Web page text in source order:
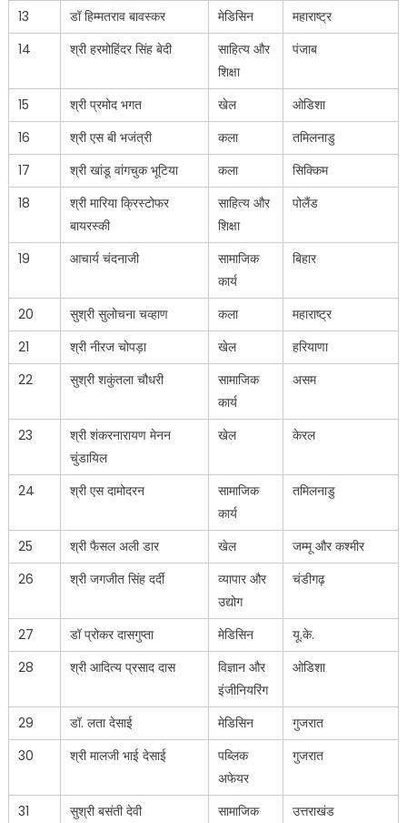
13 डॉ हिम्मतराव बावस्कर मेडिसिन
महाराष्ट्र
14
श्री हरमोहिंदर सिंह बेदी
साहित्य और
शिक्षा
पंजाब
15 श्री प्रमोद भगत खेल
ओडिशा
16
श्री एस बी भजंत्री कला
तमिलनाडु
17
श्री खांडू वांगचुक भूटिया कला
सिक्किम
18
श्री मारिया क्रिस्टोफर
बायरस्की
साहित्य और
शिक्षा
पोलैंड
19 आचार्य चंदनाजी
सामाजिक
कार्य
बिहार
20 सुश्री सुलोचना चव्हाण कला
महाराष्ट्र
21
श्री नीरज चोपड़ा खेल
हरियाणा
22
सुश्री शकुंतला चौधरी
सामाजिक
कार्य
असम
23
श्री शंकरनारायण मेनन
चुंडायिल
खेल केरल
24 श्री एस दामोदरन
सामाजिक
कार्य
तमिलनाडु
25 श्री फैसल अली डार खेल
जम्मू और कश्मीर
26
श्री जगजीत सिंह दर्दी
व्यापार और
उद्योग
चंडीगढ़
27 डॉ प्रोकर दासगुप्ता मेडिसिन
यू.के.
28
श्री आदित्य प्रसाद दास
विज्ञान और
इंजीनियरिंग
ओडिशा
29 डॉ. लता देसाई मेडिसिन
गुजरात
30
श्री मालजी भाई देसाई
पब्लिक
अफेयर
गुजरात
31 सुश्री बसंती देवी
सामाजिक
उत्तराखंड